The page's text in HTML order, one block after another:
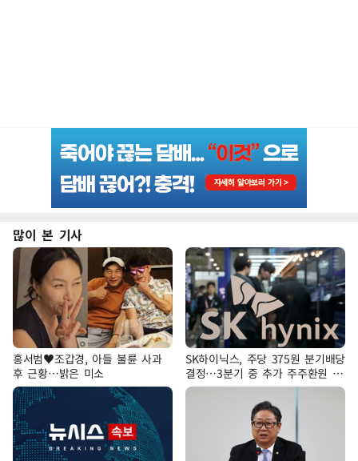
많이 본 기사
홍서범♥조갑경, 아들 불륜 사과
후 근황…밝은 미소
SK하이닉스, 주당 375원 분기배당
결정…3분기 중 추가 주주환원 발
표